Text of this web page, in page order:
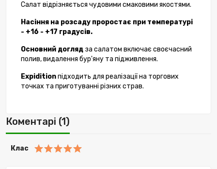
Салат відрізняється чудовими смаковими якостями.
Насіння на розсаду проростає при температурі
- +16 - +17 градусів.
Основний догляд за салатом включає своєчасний
полив, видалення бур'яну та підживлення.
Expiditionпідходить для реалізації на торгових
точках та приготуванні різних страв.
Коментарі (1)
Клас